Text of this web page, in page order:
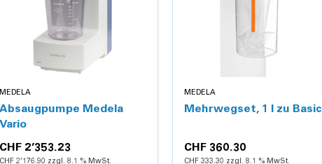
MEDELA
Absaugpumpe Medela
Vario
CHF 2’353.23
CHF 2’176.90 zzgl. 8.1 % MwSt.
MEDELA
Mehrwegset, 1 l zu Basic
CHF 360.30
CHF 333.30 zzgl. 8.1 % MwSt.